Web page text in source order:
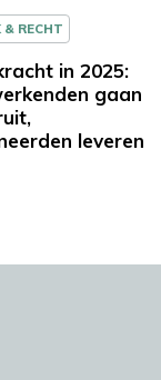
& RECHT
in 2025:
gaan
leveren